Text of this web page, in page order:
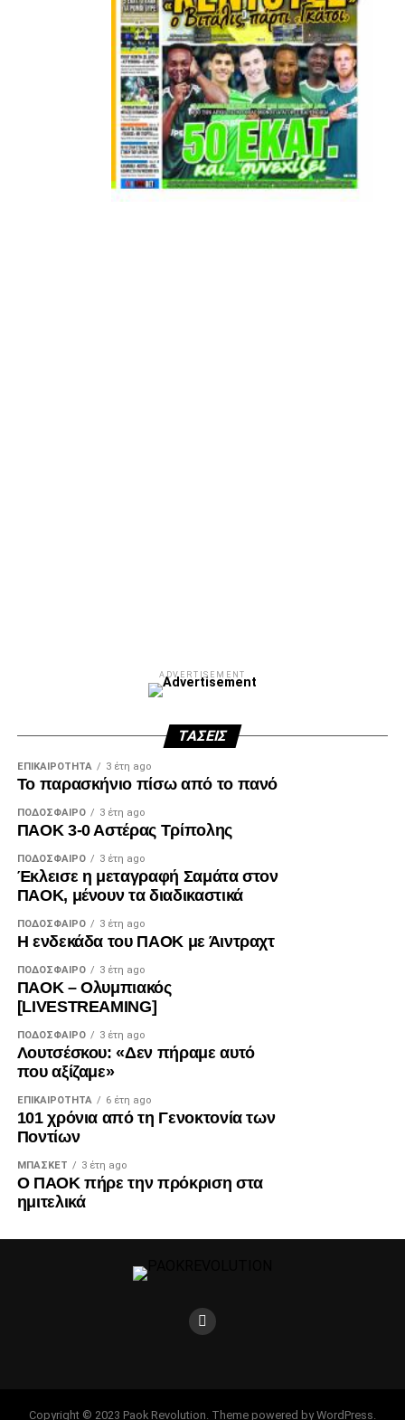
ADVERTISEMENT
ΤΆΣΕΙΣ
ΕΠΙΚΑΙΡΌΤΗΤΑ 3 έτη ago
Το παρασκήνιο πίσω από το πανό
ΠΟΔΌΣΦΑΙΡΟ 3 έτη ago
ΠΑΟΚ 3-0 Αστέρας Τρίπολης
ΠΟΔΌΣΦΑΙΡΟ 3 έτη ago
Έκλεισε η μεταγραφή Σαμάτα στον
ΠΑΟΚ, μένουν τα διαδικαστικά
ΠΟΔΌΣΦΑΙΡΟ 3 έτη ago
Η ενδεκάδα του ΠΑΟΚ με Άιντραχτ
ΠΟΔΌΣΦΑΙΡΟ 3 έτη ago
ΠΑΟΚ – Ολυμπιακός
[LIVESTREAMING]
ΠΟΔΌΣΦΑΙΡΟ 3 έτη ago
Λουτσέσκου: «Δεν πήραμε αυτό
που αξίζαμε»
ΕΠΙΚΑΙΡΌΤΗΤΑ 6 έτη ago
101 χρόνια από τη Γενοκτονία των
Ποντίων
ΜΠΆΣΚΕΤ 3 έτη ago
Ο ΠΑΟΚ πήρε την πρόκριση στα
ημιτελικά
Copyright © 2023 Paok Revolution. Theme powered by WordPress.